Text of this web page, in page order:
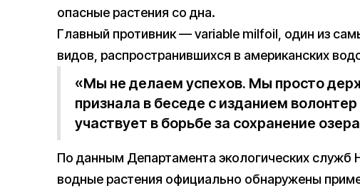
опасные растения со дна.
Главный противник — variable milfoil, один из
видов, распространившихся в американских
«Мы не делаем успехов. Мы просто
признала в беседе с изданием
участвует в борьбе за сохранение
По данным Департамента экологических
водные растения официально обнаружены